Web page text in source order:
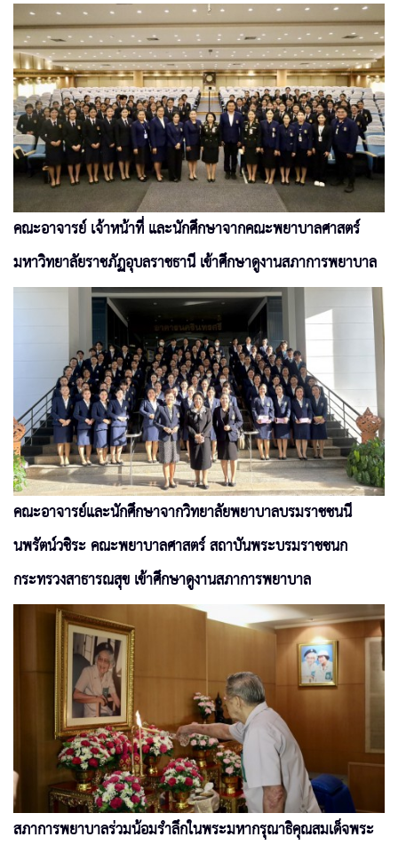
คณะอาจารย์ เจ้าหน้าที่ และนักศึกษาจากคณะพยาบาลศาสตร์
มหาวิทยาลัยราชภัฏอุบลราชธานี เข้าศึกษาดูงานสภาการพยาบาล
คณะอาจารย์และนักศึกษาจากวิทยาลัยพยาบาลบรมราชชนนี
นพรัตน์วชิระ คณะพยาบาลศาสตร์ สถาบันพระบรมราชชนก
กระทรวงสาธารณสุข เข้าศึกษาดูงานสภาการพยาบาล
สภาการพยาบาลร่วมน้อมรำลึกในพระมหากรุณาธิคุณสมเด็จพระ